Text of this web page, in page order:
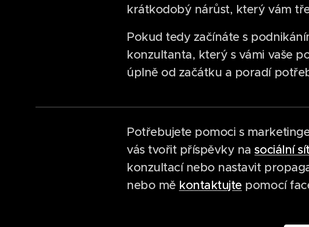
krátkodobý nárůst, který vám
Pokud tedy začínáte s
konzultanta, který s vámi vaše
úplně od začátku a poradí
Potřebujete pomoci s
vás tvořit příspěvky nasociální
konzultací nebo nastavit
nebo mě kontaktujte pomocí